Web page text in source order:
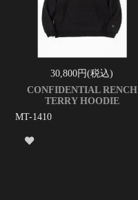
30,800円(税込)
CONFIDENTIAL RENCH
TERRY HOODIE
MT-1410